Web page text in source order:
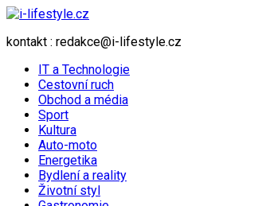
kontakt : redakce@i-lifestyle.cz
IT a Technologie
Cestovní ruch
Obchod a média
Sport
Kultura
Auto-moto
Energetika
Bydlení a reality
Životní styl